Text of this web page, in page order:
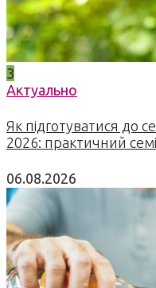
3
Актуально
Як підготуватися до
2026: практичний
06.08.2026